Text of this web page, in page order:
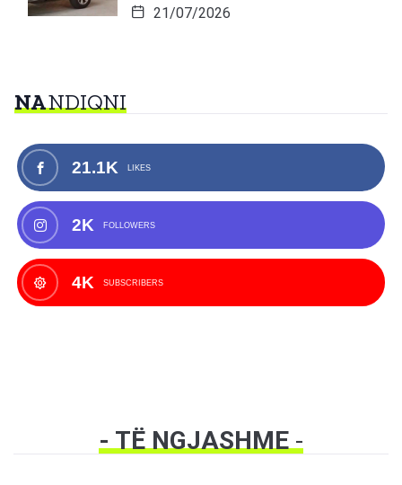
21/07/2026
NANDIQNI
21.1K LIKES
2K FOLLOWERS
4K SUBSCRIBERS
- TË NGJASHME-